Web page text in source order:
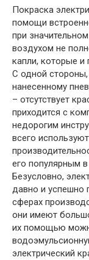
Покраска
помощи
при
воздухом не
капли, которые и
С одной стороны,
нанесенному
– отсутствует
приходится с
недорогим
всего
его популярным в
Безусловно,
давно и успешно
сферах
они имеют
их помощью
электрический